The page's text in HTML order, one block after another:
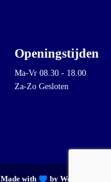
Openingstijden
Ma-Vr 08.30 - 18.00
Za-Zo Gesloten
Made with by Web Wings